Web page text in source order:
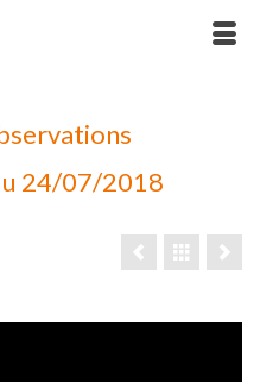
24/07/2018
fermés du 17 au
demandes par le